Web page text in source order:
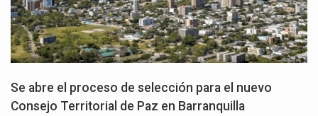
Se abre el proceso de selección para el nuevo
Consejo Territorial de Paz en Barranquilla